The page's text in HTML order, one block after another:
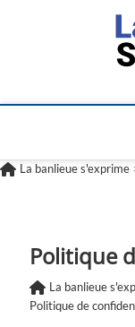
La banlieue s'exprime
Politique
La banlieue
Politique de